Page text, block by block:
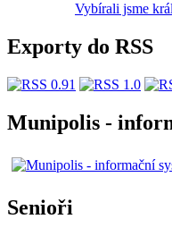
Vybírali jsme
Exporty do RSS
Munipolis -
Senioři